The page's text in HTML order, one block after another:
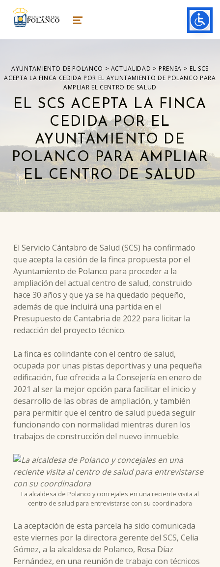
ayuntamiento de polanco
AYUNTAMIENTO DE POLANCO MENU
AYUNTAMIENTO DE POLANCO > ACTUALIDAD > PRENSA > EL SCS
ACEPTA LA FINCA CEDIDA POR EL AYUNTAMIENTO DE POLANCO PARA
AMPLIAR EL CENTRO DE SALUD
EL SCS ACEPTA LA FINCA
CEDIDA POR EL
AYUNTAMIENTO DE
POLANCO PARA AMPLIAR
EL CENTRO DE SALUD
El Servicio Cántabro de Salud (SCS) ha confirmado
que acepta la cesión de la finca propuesta por el
Ayuntamiento de Polanco para proceder a la
ampliación del actual centro de salud, construido
hace 30 años y que ya se ha quedado pequeño,
además de que incluirá una partida en el
Presupuesto de Cantabria de 2022 para licitar la
redacción del proyecto técnico.
La finca es colindante con el centro de salud,
ocupada por unas pistas deportivas y una pequeña
edificación, fue ofrecida a la Consejería en enero de
2021 al ser la mejor opción para facilitar el inicio y
desarrollo de las obras de ampliación, y también
para permitir que el centro de salud pueda seguir
funcionando con normalidad mientras duren los
trabajos de construcción del nuevo inmueble.
La alcaldesa de Polanco y concejales en una reciente visita al
centro de salud para entrevistarse con su coordinadora
La aceptación de esta parcela ha sido comunicada
este viernes por la directora gerente del SCS, Celia
Gómez, a la alcaldesa de Polanco, Rosa Díaz
Fernández, en una reunión de trabajo con técnicos